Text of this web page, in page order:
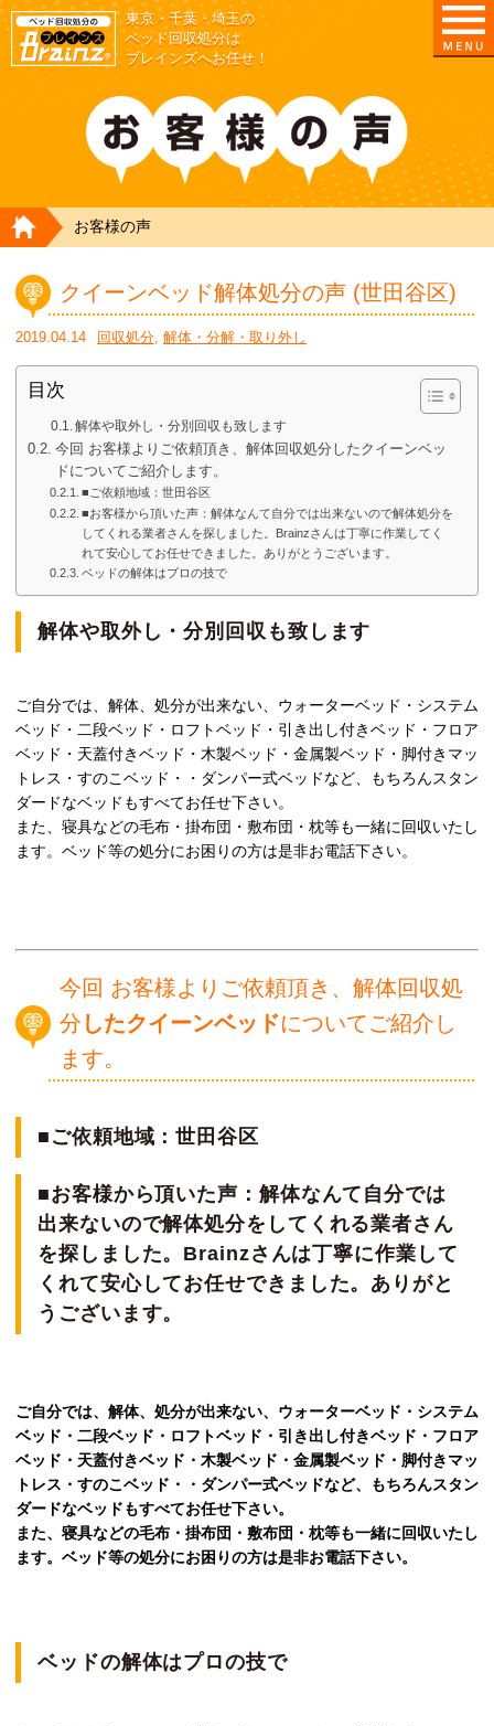
東京・千葉・埼玉の
ベッド回収処分は
ブレインズへお任せ！
HOME
お客様の声
クイーンベッド解体処分の声 (世田谷区)
2019.04.14 回収処分, 解体・分解・取り外し
目次
解体や取外し・分別回収も致します
今回 お客様よりご依頼頂き、解体回収処分したクイーンベッ
ドについてご紹介します。
■ご依頼地域：世田谷区
■お客様から頂いた声：解体なんて自分では出来ないので解体処分を
してくれる業者さんを探しました。Brainzさんは丁寧に作業してく
れて安心してお任せできました。ありがとうございます。
ベッドの解体はプロの技で
解体や取外し・分別回収も致します
ご自分では、解体、処分が出来ない、ウォーターベッド・システム
ベッド・二段ベッド・ロフトベッド・引き出し付きベッド・フロア
ベッド・天蓋付きベッド・木製ベッド・金属製ベッド・脚付きマッ
トレス・すのこベッド・・ダンパー式ベッドなど、もちろんスタン
ダードなベッドもすべてお任せ下さい。
また、寝具などの毛布・掛布団・敷布団・枕等も一緒に回収いたし
ます。ベッド等の処分にお困りの方は是非お電話下さい。
今回 お客様よりご依頼頂き、解体回収処
分 したクイーンベッドについてご紹介し
ます。
■ご依頼地域：世田谷区
■お客様から頂いた声：解体なんて自分では
出来ないので解体処分をしてくれる業者さん
を探しました。Brainzさんは丁寧に作業して
くれて安心してお任せできました。ありがと
うございます。
ご自分では、解体、処分が出来ない、ウォーターベッド・システム
ベッド・二段ベッド・ロフトベッド・引き出し付きベッド・フロア
ベッド・天蓋付きベッド・木製ベッド・金属製ベッド・脚付きマッ
トレス・すのこベッド・・ダンパー式ベッドなど、もちろんスタン
ダードなベッドもすべてお任せ下さい。
また、寝具などの毛布・掛布団・敷布団・枕等も一緒に回収いたし
ます。ベッド等の処分にお困りの方は是非お電話下さい。
ベッドの解体はプロの技で